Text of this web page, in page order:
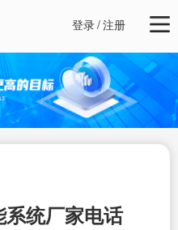
登录/注册
统厂家电话